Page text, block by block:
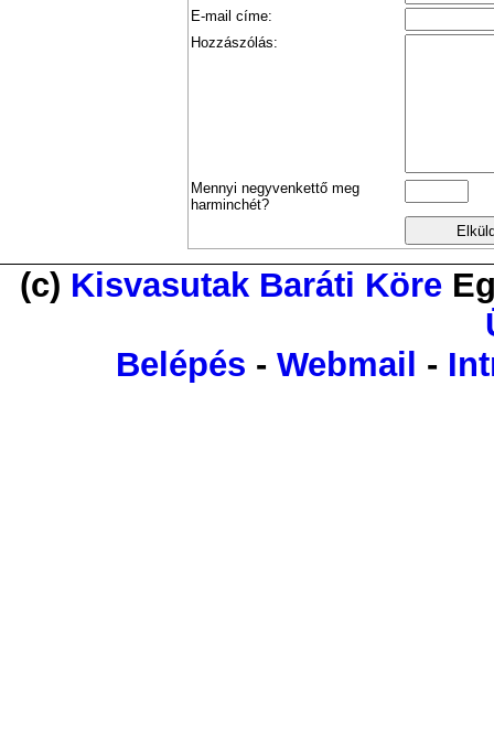
E-mail címe:
Hozzászólás:
Mennyi negyvenkettő meg
harminchét?
(c) Kisvasutak Baráti Köre
Belépés - Webmail -